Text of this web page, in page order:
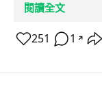
閱讀全文
251 1 ↗